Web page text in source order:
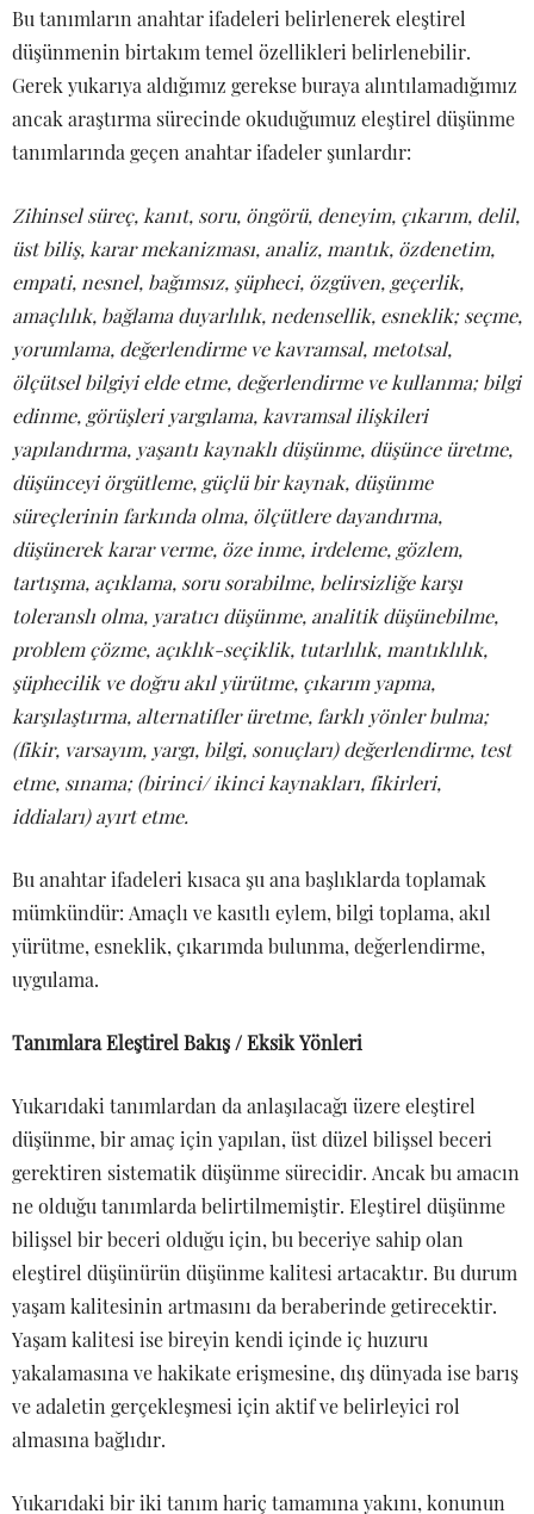
Bu tanımların anahtar ifadeleri belirlenerek eleştirel
düşünmenin birtakım temel özellikleri belirlenebilir.
Gerek yukarıya aldığımız gerekse buraya alıntılamadığımız
ancak araştırma sürecinde okuduğumuz eleştirel düşünme
tanımlarında geçen anahtar ifadeler şunlardır:
Zihinsel süreç, kanıt, soru, öngörü, deneyim, çıkarım, delil,
üst biliş, karar mekanizması, analiz, mantık, özdenetim,
empati, nesnel, bağımsız, şüpheci, özgüven, geçerlik,
amaçlılık, bağlama duyarlılık, nedensellik, esneklik; seçme,
yorumlama, değerlendirme ve kavramsal, metotsal,
ölçütsel bilgiyi elde etme, değerlendirme ve kullanma; bilgi
edinme, görüşleri yargılama, kavramsal ilişkileri
yapılandırma, yaşantı kaynaklı düşünme, düşünce üretme,
düşünceyi örgütleme, güçlü bir kaynak, düşünme
süreçlerinin farkında olma, ölçütlere dayandırma,
düşünerek karar verme, öze inme, irdeleme, gözlem,
tartışma, açıklama, soru sorabilme, belirsizliğe karşı
toleranslı olma, yaratıcı düşünme, analitik düşünebilme,
problem çözme, açıklık-seçiklik, tutarlılık, mantıklılık,
şüphecilik ve doğru akıl yürütme, çıkarım yapma,
karşılaştırma, alternatifler üretme, farklı yönler bulma;
(fikir, varsayım, yargı, bilgi, sonuçları) değerlendirme, test
etme, sınama; (birinci/ ikinci kaynakları, fikirleri,
iddiaları) ayırt etme.
Bu anahtar ifadeleri kısaca şu ana başlıklarda toplamak
mümkündür: Amaçlı ve kasıtlı eylem, bilgi toplama, akıl
yürütme, esneklik, çıkarımda bulunma, değerlendirme,
uygulama.
Tanımlara Eleştirel Bakış / Eksik Yönleri
Yukarıdaki tanımlardan da anlaşılacağı üzere eleştirel
düşünme, bir amaç için yapılan, üst düzel bilişsel beceri
gerektiren sistematik düşünme sürecidir. Ancak bu amacın
ne olduğu tanımlarda belirtilmemiştir. Eleştirel düşünme
bilişsel bir beceri olduğu için, bu beceriye sahip olan
eleştirel düşünürün düşünme kalitesi artacaktır. Bu durum
yaşam kalitesinin artmasını da beraberinde getirecektir.
Yaşam kalitesi ise bireyin kendi içinde iç huzuru
yakalamasına ve hakikate erişmesine, dış dünyada ise barış
ve adaletin gerçekleşmesi için aktif ve belirleyici rol
almasına bağlıdır.
Yukarıdaki bir iki tanım hariç tamamına yakını, konunun